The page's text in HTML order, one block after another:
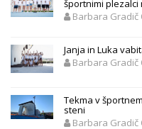
športnimi plezalci
Barbara Gradič
Janja in Luka
Barbara Gradič
Tekma v
steni
Barbara Gradič